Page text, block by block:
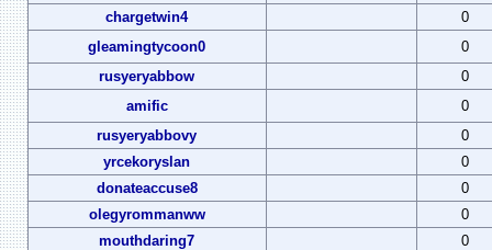
chargetwin4
0
gleamingtycoon0
0
rusyeryabbow
0
amific
0
rusyeryabbovy
0
yrcekoryslan
0
donateaccuse8
0
olegyrommanww
0
mouthdaring7
0